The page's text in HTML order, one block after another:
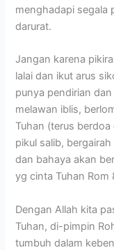
menghadapi segala
darurat.
Jangan karena
lalai dan ikut arus
punya pendirian
melawan iblis,
Tuhan (terus
pikul salib,
dan bahaya akan
yg cinta Tuhan Rom
Dengan Allah kita
Tuhan, di-pimpin
tumbuh dalam